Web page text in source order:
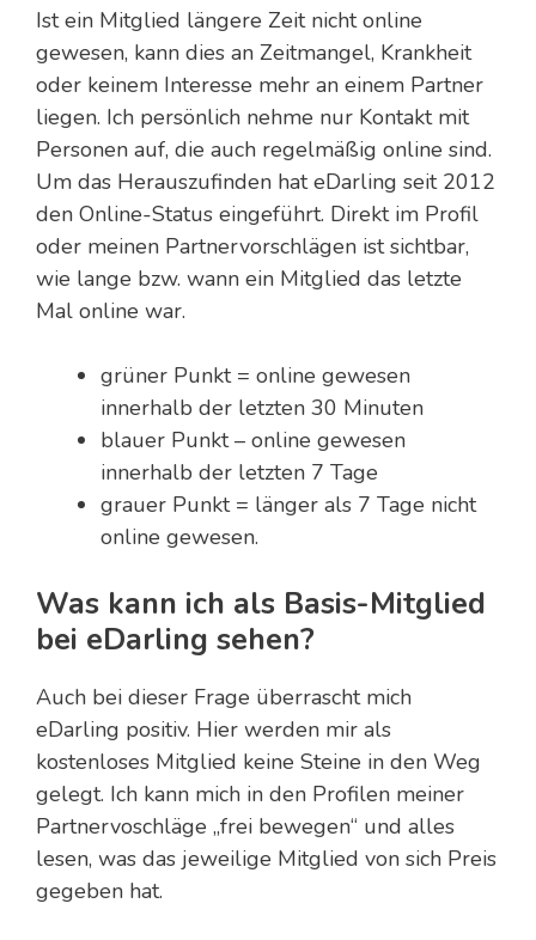
Ist ein Mitglied längere Zeit nicht online
gewesen, kann dies an Zeitmangel, Krankheit
oder keinem Interesse mehr an einem Partner
liegen. Ich persönlich nehme nur Kontakt mit
Personen auf, die auch regelmäßig online sind.
Um das Herauszufinden hat eDarling seit 2012
den Online-Status eingeführt. Direkt im Profil
oder meinen Partnervorschlägen ist sichtbar,
wie lange bzw. wann ein Mitglied das letzte
Mal online war.
grüner Punkt = online gewesen
innerhalb der letzten 30 Minuten
blauer Punkt – online gewesen
innerhalb der letzten 7 Tage
grauer Punkt = länger als 7 Tage nicht
online gewesen.
Was kann ich als Basis-Mitglied
bei eDarling sehen?
Auch bei dieser Frage überrascht mich
eDarling positiv. Hier werden mir als
kostenloses Mitglied keine Steine in den Weg
gelegt. Ich kann mich in den Profilen meiner
Partnervoschläge „frei bewegen“ und alles
lesen, was das jeweilige Mitglied von sich Preis
gegeben hat.